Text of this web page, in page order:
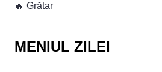
🔥 Grătar
MENIUL ZILEI